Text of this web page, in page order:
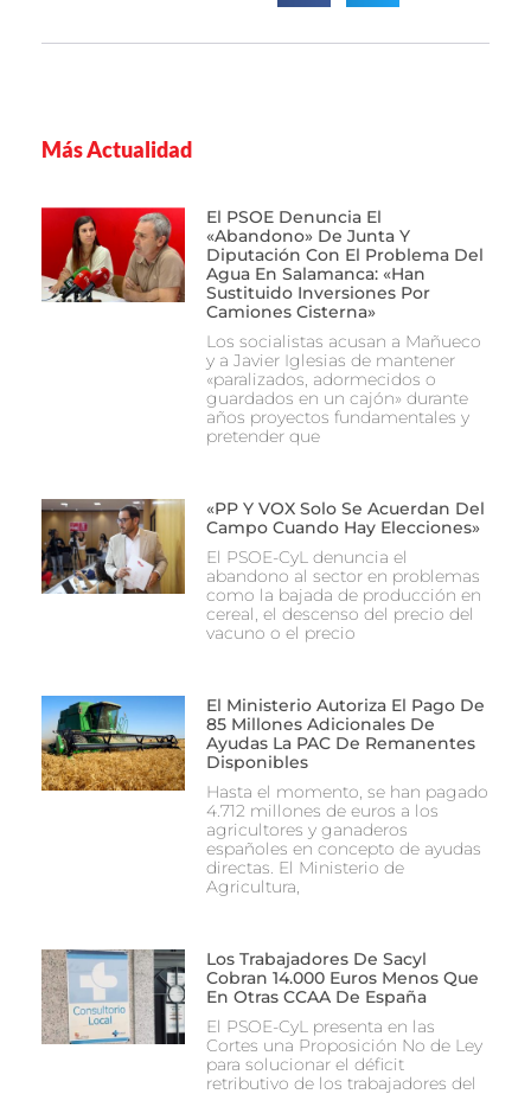
Más Actualidad
El PSOE Denuncia El
«abandono» De Junta Y
Diputación Con El Problema Del
Agua En Salamanca: «Han
Sustituido Inversiones Por
Camiones Cisterna»
Los socialistas acusan a Mañueco
y a Javier Iglesias de mantener
«paralizados, adormecidos o
guardados en un cajón» durante
años proyectos fundamentales y
pretender que
«PP Y VOX Solo Se Acuerdan Del
Campo Cuando Hay Elecciones»
El PSOE-CyL denuncia el
abandono al sector en problemas
como la bajada de producción en
cereal, el descenso del precio del
vacuno o el precio
El Ministerio Autoriza El Pago De
85 Millones Adicionales De
Ayudas La PAC De Remanentes
Disponibles
Hasta el momento, se han pagado
4.712 millones de euros a los
agricultores y ganaderos
españoles en concepto de ayudas
directas. El Ministerio de
Agricultura,
Los Trabajadores De Sacyl
Cobran 14.000 Euros Menos Que
En Otras CCAA De España
El PSOE-CyL presenta en las
Cortes una Proposición No de Ley
para solucionar el déficit
retributivo de los trabajadores del